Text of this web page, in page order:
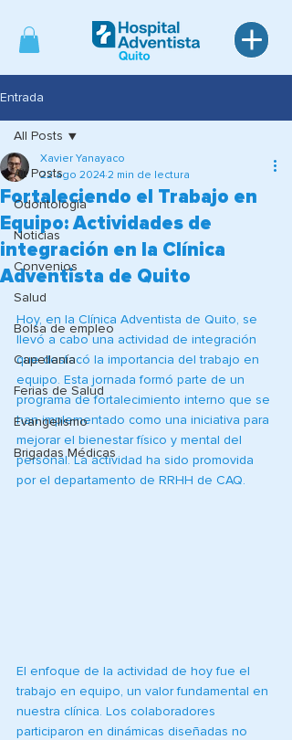
Entrada
All Posts
Odontología
Noticias
Convenios
Salud
Bolsa de empleo
Capellanía
Ferias de Salud
Evangelismo
Brigadas Médicas
All Posts
Fortaleciendo el Trabajo en
Equipo: Actividades de
integración en la Clínica
Adventista de Quito
Xavier Yanayaco
22 ago 2024 2 min de lectura
Hoy, en la Clínica Adventista de Quito, se
llevó a cabo una actividad de integración
que destacó la importancia del trabajo en
equipo. Esta jornada formó parte de un
programa de fortalecimiento interno que se
han implementado como una iniciativa para
mejorar el bienestar físico y mental del
personal. La actividad ha sido promovida
por el departamento de RRHH de CAQ.
El enfoque de la actividad de hoy fue el
trabajo en equipo, un valor fundamental en
nuestra clínica. Los colaboradores
participaron en dinámicas diseñadas no